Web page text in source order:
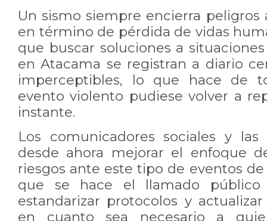
Un sismo siempre encierra peligros
en término de pérdida de vidas
que buscar soluciones a
en Atacama se registran a diario
imperceptibles, lo que hace de
evento violento pudiese volver a
instante.
Los comunicadores sociales y las
desde ahora mejorar el enfoque
riesgos ante este tipo de eventos
que se hace el llamado
estandarizar protocolos y
en cuanto sea necesario a